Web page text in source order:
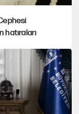
hatıraları